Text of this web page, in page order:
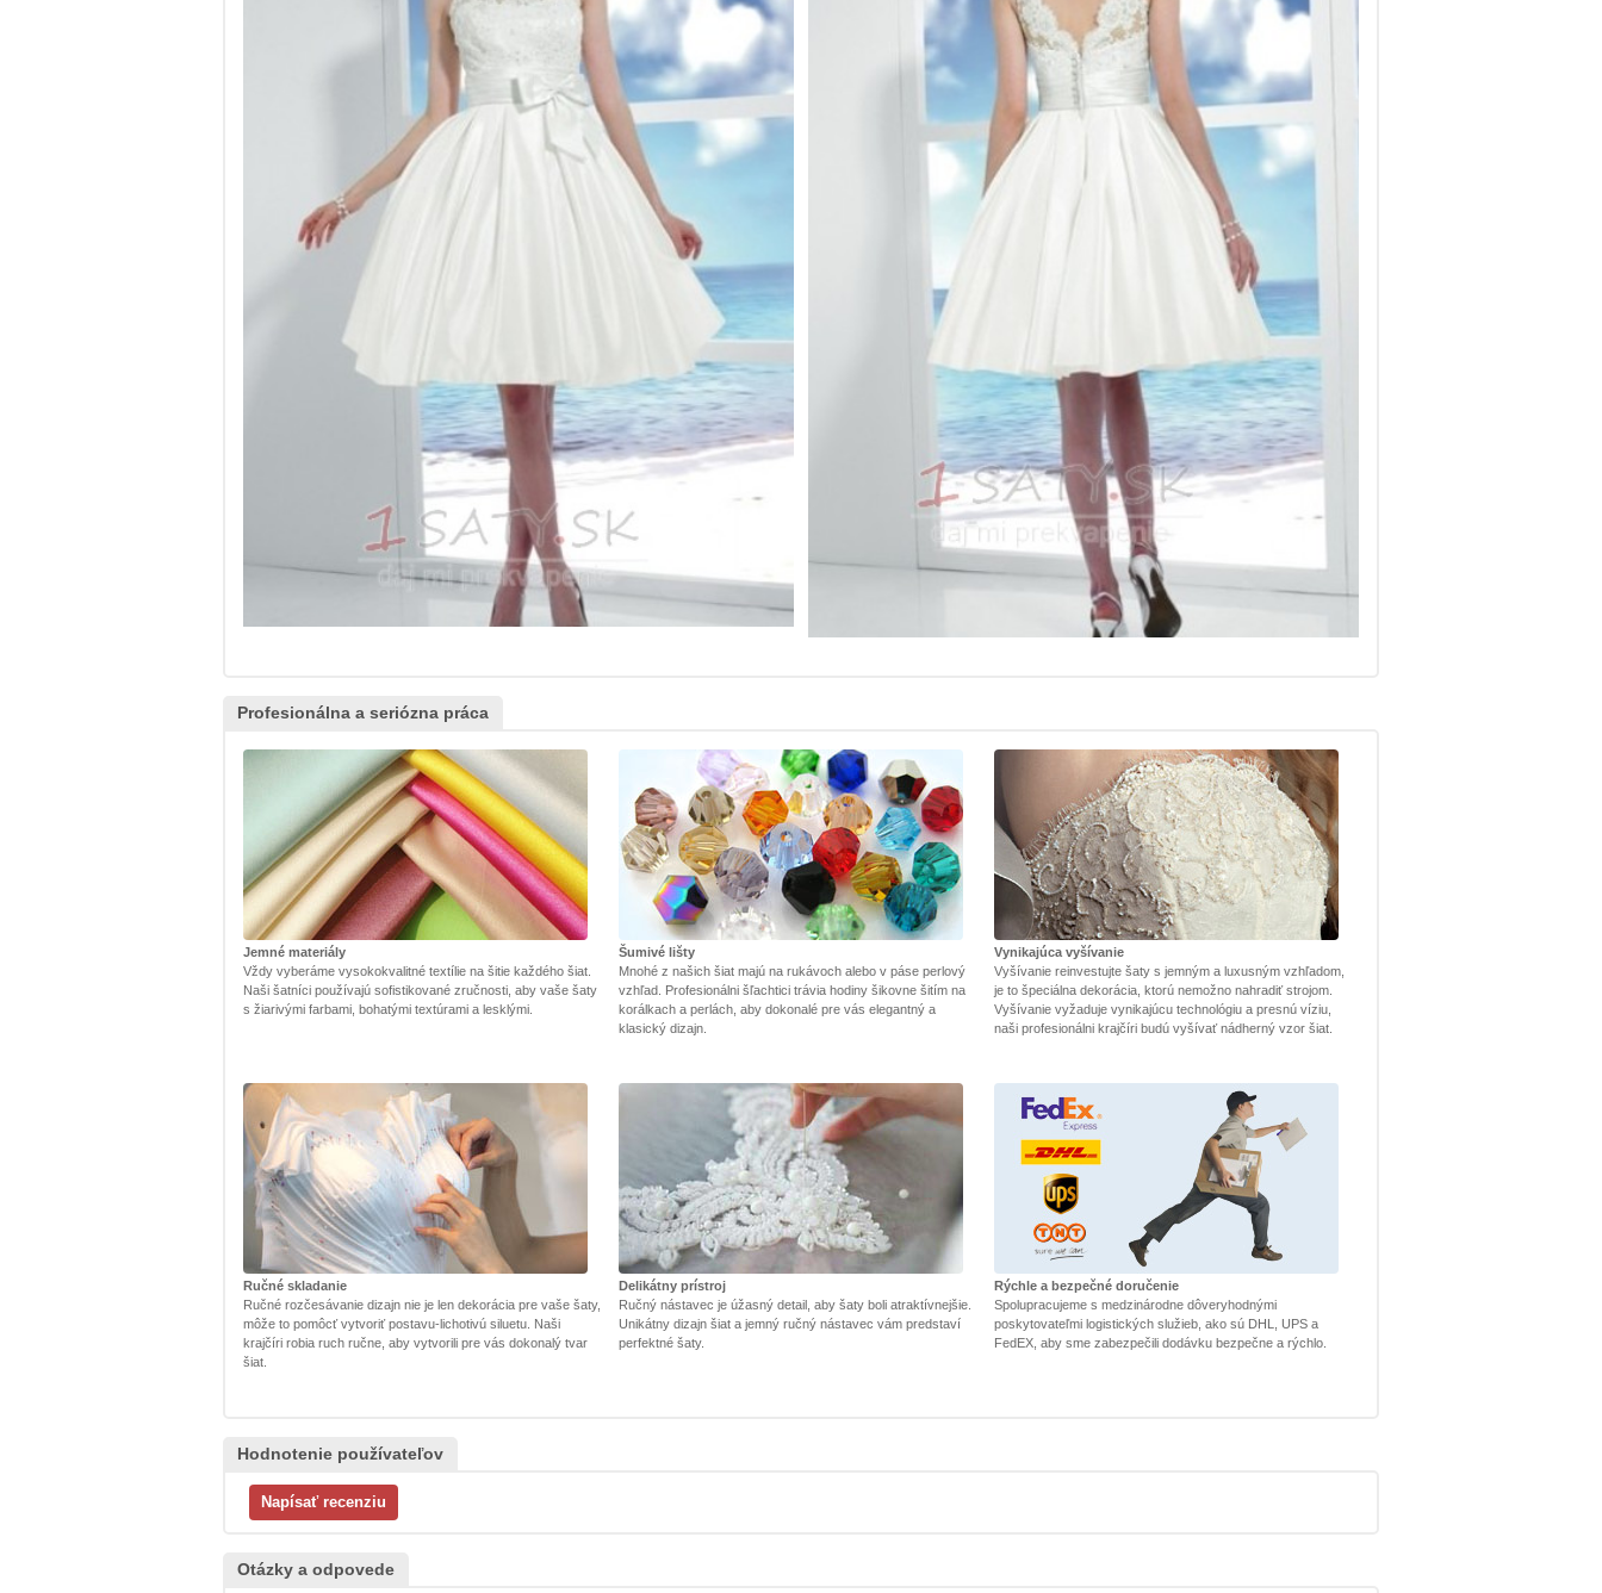
Profesionálna a seriózna práca
Jemné materiály
Vždy vyberáme vysokokvalitné textílie na šitie každého šiat.
Naši šatníci používajú sofistikované zručnosti, aby vaše šaty
s žiarivými farbami, bohatými textúrami a lesklými.
Šumivé lišty
Mnohé z našich šiat majú na rukávoch alebo v páse perlový
vzhľad. Profesionálni šľachtici trávia hodiny šikovne šitím na
korálkach a perlách, aby dokonalé pre vás elegantný a
klasický dizajn.
Vynikajúca vyšívanie
Vyšívanie reinvestujte šaty s jemným a luxusným vzhľadom,
je to špeciálna dekorácia, ktorú nemožno nahradiť strojom.
Vyšívanie vyžaduje vynikajúcu technológiu a presnú víziu,
naši profesionálni krajčíri budú vyšívať nádherný vzor šiat.
Ručné skladanie
Ručné rozčesávanie dizajn nie je len dekorácia pre vaše šaty,
môže to pomôcť vytvoriť postavu-lichotivú siluetu. Naši
krajčíri robia ruch ručne, aby vytvorili pre vás dokonalý tvar
šiat.
Delikátny prístroj
Ručný nástavec je úžasný detail, aby šaty boli atraktívnejšie.
Unikátny dizajn šiat a jemný ručný nástavec vám predstaví
perfektné šaty.
Rýchle a bezpečné doručenie
Spolupracujeme s medzinárodne dôveryhodnými
poskytovateľmi logistických služieb, ako sú DHL, UPS a
FedEX, aby sme zabezpečili dodávku bezpečne a rýchlo.
Hodnotenie používateľov
Otázky a odpovede